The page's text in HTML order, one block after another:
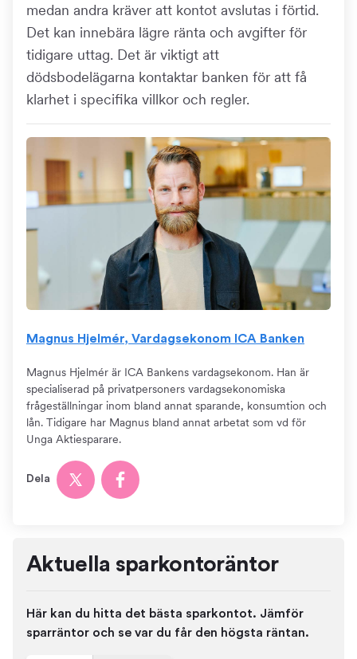
medan andra kräver att kontot avslutas i förtid.
Det kan innebära lägre ränta och avgifter för
tidigare uttag. Det är viktigt att
dödsbodelägarna kontaktar banken för att få
klarhet i specifika villkor och regler.
Magnus Hjelmér, Vardagsekonom ICA Banken
Magnus Hjelmér är ICA Bankens vardagsekonom. Han är
specialiserad på privatpersoners vardagsekonomiska
frågeställningar inom bland annat sparande, konsumtion och
lån. Tidigare har Magnus bland annat arbetat som vd för
Unga Aktiesparare.
Dela
Aktuella sparkontoräntor
Här kan du hitta det bästa sparkontot. Jämför
sparräntor och se var du får den högsta räntan.